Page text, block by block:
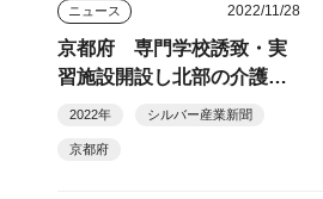
ニュース 2022/11/28
京都府 専門学校誘致・実
習施設開設し北部の介護人
材確保
2022年 シルバー産業新聞
京都府